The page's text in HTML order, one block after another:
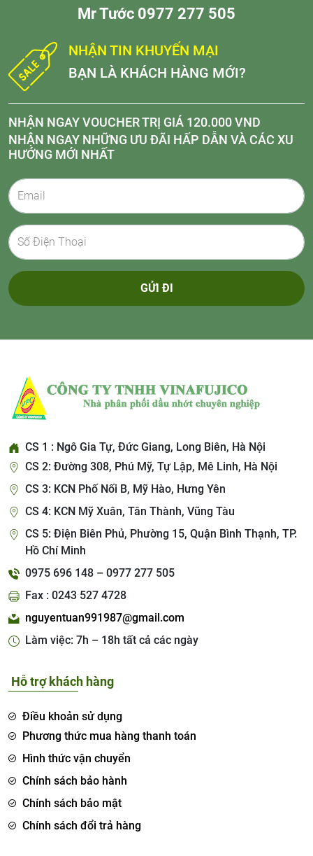
Mr Tước 0977 277 505
NHẬN TIN KHUYẾN MẠI
BẠN LÀ KHÁCH HÀNG MỚI?
NHẬN NGAY VOUCHER TRỊ GIÁ 120.000 VND
NHẬN NGAY NHỮNG ƯU ĐÃI HẤP DẪN VÀ CÁC XU
HƯỚNG MỚI NHẤT
GỬI ĐI
CS 1 : Ngô Gia Tự, Đức Giang, Long Biên, Hà Nội
CS 2: Đường 308, Phú Mỹ, Tự Lập, Mê Linh, Hà Nội
CS 3: KCN Phố Nối B, Mỹ Hào, Hưng Yên
CS 4: KCN Mỹ Xuân, Tân Thành, Vũng Tàu
CS 5: Điện Biên Phủ, Phường 15, Quận Bình Thạnh, TP.
Hồ Chí Minh
0975 696 148 – 0977 277 505
Fax : 0243 527 4728
nguyentuan991987@gmail.com
Làm việc: 7h – 18h tất cả các ngày
Hỗ trợ khách hàng
Điều khoản sử dụng
Phương thức mua hàng thanh toán
Hình thức vận chuyển
Chính sách bảo hành
Chính sách bảo mật
Chính sách đổi trả hàng